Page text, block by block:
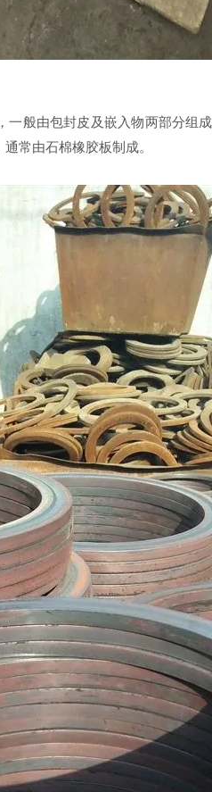
般由包封皮及嵌入物两部分组
常由石棉橡胶板制成。